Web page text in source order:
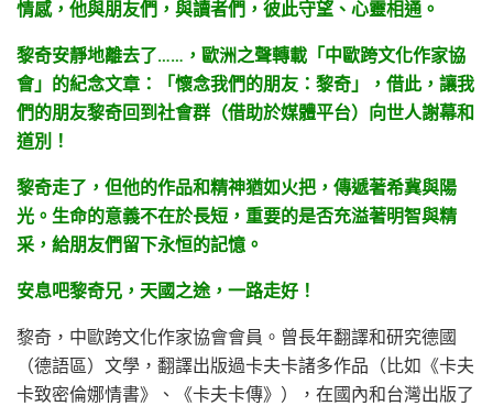
情感，他與朋友們，與讀者們，彼此守望、心靈相通。
黎奇安靜地離去了……，歐洲之聲轉載「中歐跨文化作家協
會」的紀念文章：「懷念我們的朋友：黎奇」，借此，讓我
們的朋友黎奇回到社會群（借助於媒體平台）向世人謝幕和
道別！
黎奇走了，但他的作品和精神猶如火把，傳遞著希冀與陽
光。生命的意義不在於長短，重要的是否充溢著明智與精
采，給朋友們留下永恒的記憶。
安息吧黎奇兄，天國之途，一路走好！
黎奇，中歐跨文化作家協會會員。曾長年翻譯和研究德國
（德語區）文學，翻譯出版過卡夫卡諸多作品（比如《卡夫
卡致密倫娜情書》、《卡夫卡傳》），在國內和台灣出版了